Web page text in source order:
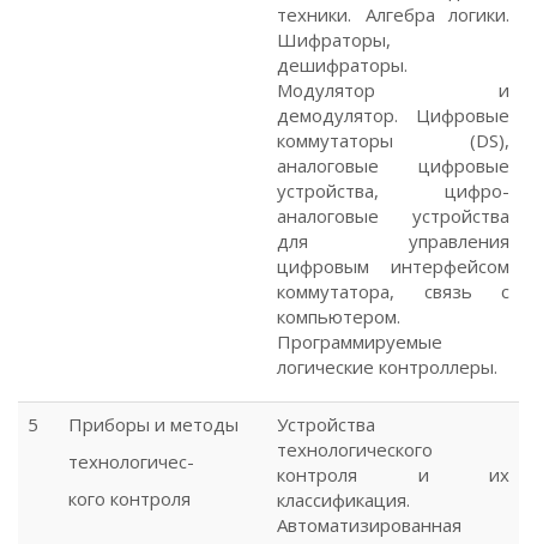
техники. Алгебра логики.
Шифраторы,
дешифраторы.
Модулятор и
демодулятор. Цифровые
коммутаторы (DS),
аналоговые цифровые
устройства, цифро-
аналоговые устройства
для управления
цифровым интерфейсом
коммутатора, связь с
компьютером.
Программируемые
логические контроллеры.
5
Приборы и методы
технологичес-
кого контроля
Устройства
технологического
контроля и их
классификация.
Автоматизированная